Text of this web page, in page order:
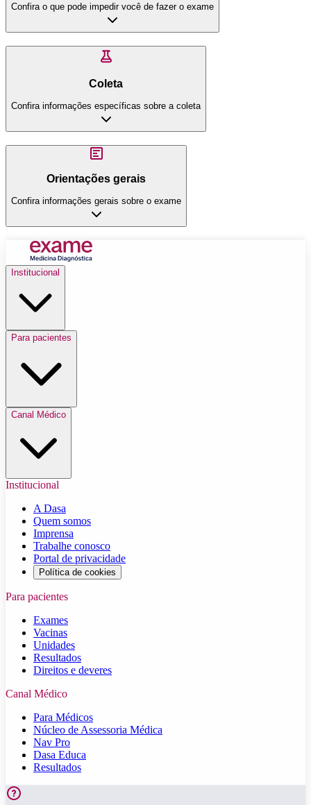
Confira o que pode impedir você de fazer o exame
Coleta
Confira informações específicas sobre a coleta
Orientações gerais
Confira informações gerais sobre o exame
Institucional
Para pacientes
Canal Médico
Institucional
A Dasa
Quem somos
Imprensa
Trabalhe conosco
Portal de privacidade
Política de cookies
Para pacientes
Exames
Vacinas
Unidades
Resultados
Direitos e deveres
Canal Médico
Para Médicos
Núcleo de Assessoria Médica
Nav Pro
Dasa Educa
Resultados